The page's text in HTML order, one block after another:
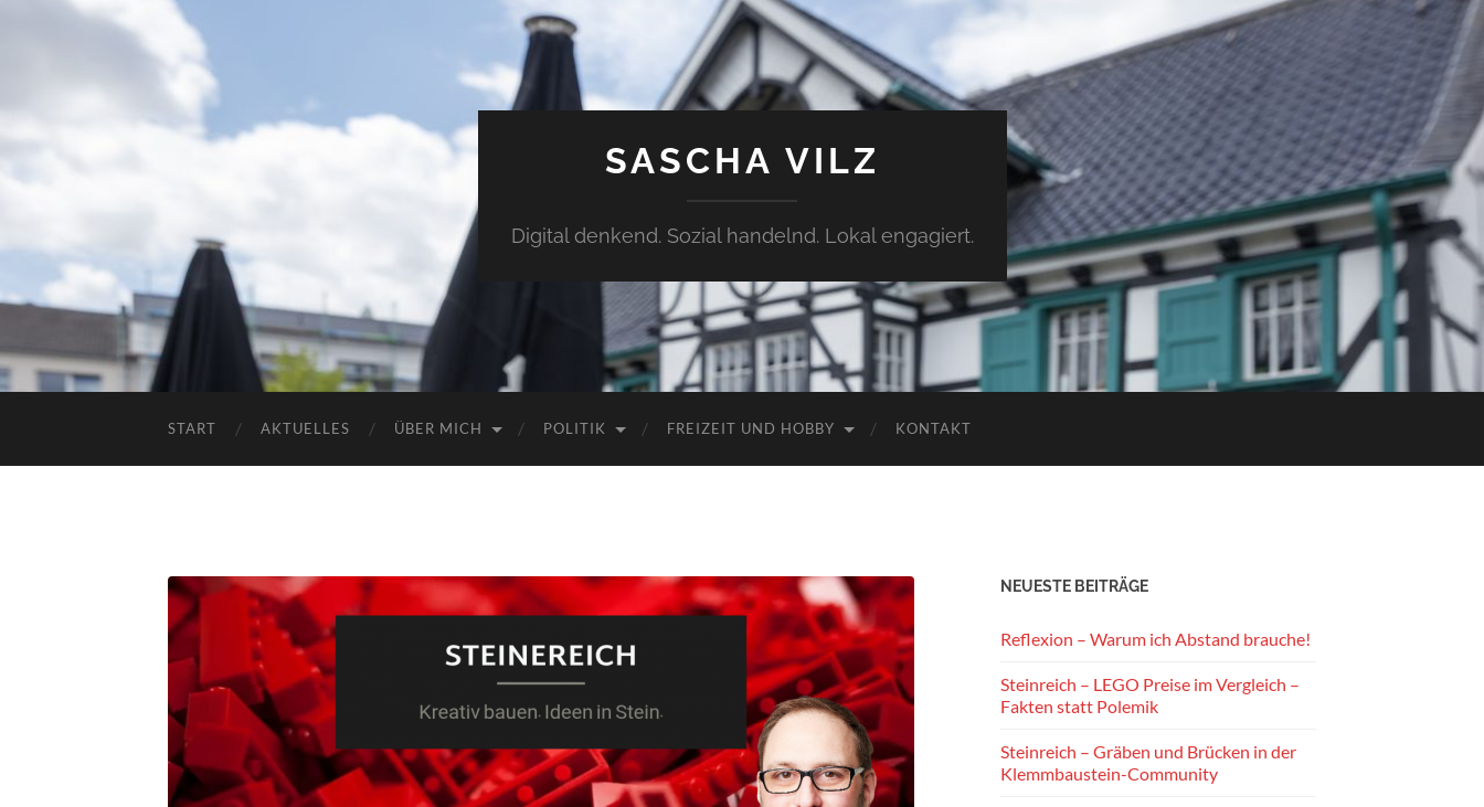
SASCHA VILZ
Digital denkend. Sozial handelnd. Lokal engagiert.
START AKTUELLES ÜBER MICH POLITIK FREIZEIT UND HOBBY KONTAKT
NEUESTE BEITRÄGE
Reflexion – Warum ich Abstand brauche!
Steinreich – LEGO Preise im Vergleich –
Fakten statt Polemik
Steinreich – Gräben und Brücken in der
Klemmbaustein-Community